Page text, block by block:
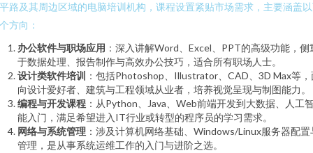
路及其周边区域的电脑培训机构，课程设置紧贴市场需求，主要涵盖
方向：
办公软件与职场应用 ：深入讲解Word、Excel、PPT的高级功能，侧
于数据处理、报告制作与高效办公技巧，适合所有职场人士。
设计类软件培训 ：包括Photoshop、Illustrator、CAD、3D Max等，
向设计爱好者、建筑与工程领域从业者，培养视觉呈现与制图能力。
编程与开发课程 ：从Python、Java、Web前端开发到大数据、人工
能入门，满足希望进入IT行业或转型的程序员的学习需求。
网络与系统管理 ：涉及计算机网络基础、Windows/Linux服务器配置
管理，是从事系统运维工作的入门与进阶之选。